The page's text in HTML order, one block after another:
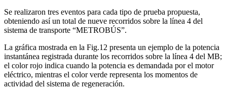
Se realizaron tres eventos para cada tipo de prueba propuesta,
obteniendo así un total de nueve recorridos sobre la línea 4 del
sistema de transporte “METROBÚS”.
La gráfica mostrada en la Fig.12 presenta un ejemplo de la potencia
instantánea registrada durante los recorridos sobre la línea 4 del MB;
el color rojo indica cuando la potencia es demandada por el motor
eléctrico, mientras el color verde representa los momentos de
actividad del sistema de regeneración.